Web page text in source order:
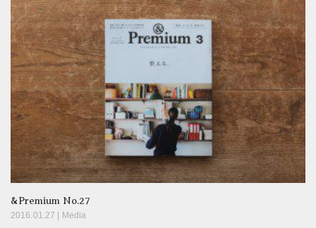
&Premium No.27
2016.01.27 |
Media